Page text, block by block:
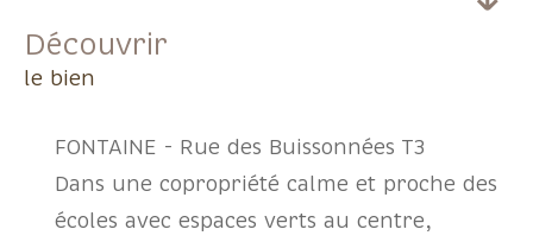
découvrir
le bien
FONTAINE - Rue des Buissonnées T3
Dans une copropriété calme et proche des
écoles avec espaces verts au centre,